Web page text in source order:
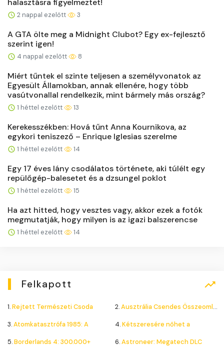
2 nappal ezelőtt 3
A GTA ölte meg a Midnight Clubot? Egy ex-fejlesztő
szerint igen!
4 nappal ezelőtt 8
Miért tűntek el szinte teljesen a személyvonatok az
Egyesült Államokban, annak ellenére, hogy több
vasútvonallal rendelkezik, mint bármely más ország?
1 héttel ezelőtt 13
Kerekesszékben: Hová tűnt Anna Kournikova, az
egykori teniszező – Enrique Iglesias szerelme
1 héttel ezelőtt 14
Egy 17 éves lány csodálatos története, aki túlélt egy
repülőgép-balesetet és a dzsungel poklot
1 héttel ezelőtt 15
Ha azt hitted, hogy vesztes vagy, akkor ezek a fotók
megmutatják, hogy milyen is az igazi balszerencse
1 héttel ezelőtt 14
Felkapott
1.Rejtett Természeti Csoda 2.Ausztrália Csendes Összeomlása
3.Atomkatasztrófa 1985: A 4.Kétszeresére nőhet a
5.Borderlands 4: 300.000+ 6.Astroneer: Megatech DLC